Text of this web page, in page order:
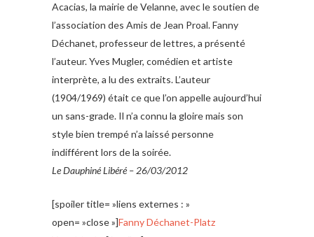
Acacias, la mairie de Velanne, avec le soutien de
l’association des Amis de Jean Proal. Fanny
Déchanet, professeur de lettres, a présenté
l’auteur. Yves Mugler, comédien et artiste
interprète, a lu des extraits. L’auteur
(1904/1969) était ce que l’on appelle aujourd’hui
un sans-grade. Il n’a connu la gloire mais son
style bien trempé n’a laissé personne
indifférent lors de la soirée.
Le Dauphiné Libéré – 26/03/2012
[spoiler title= »liens externes : »
open= »close »]Fanny Déchanet-Platz